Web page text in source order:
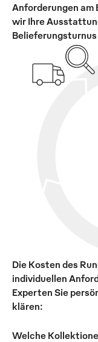
Anforderungen am
wir Ihre
Die Kosten des
individuellen
Experten Sie
klären:
Welche